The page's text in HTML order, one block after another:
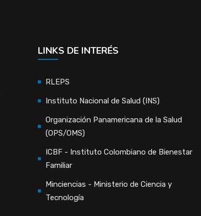
LINKS DE INTERÉS
RLEPS
Instituto Nacional de Salud (INS)
Organización Panamericana de la Salud
(OPS/OMS)
ICBF - Instituto Colombiano de Bienestar
Familiar
Minciencias - Ministerio de Ciencia y
Tecnología